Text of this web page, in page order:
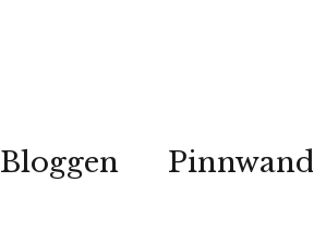
Bloggen Pinnwand